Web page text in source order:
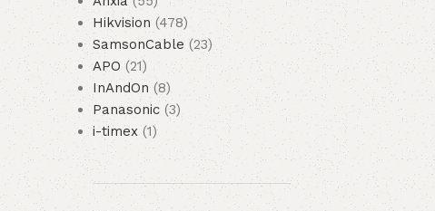
Hikvision 478
SamsonCable 23
APO
21
InAndOn
8
Panasonic 3
i-timex 1